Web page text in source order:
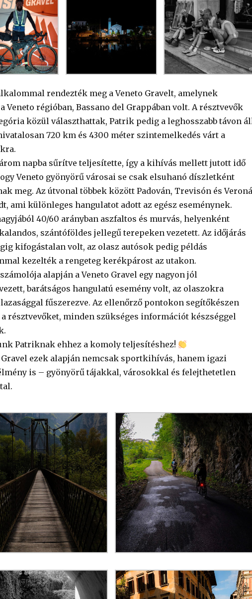
rendezték meg a Veneto Gravelt, amelynek
Veneto régióban, Bassano del Grappában volt. A résztvevők
közül választhattak, Patrik pedig a leghosszabb távon
720 km és 4300 méter szintemelkedés várt a
napba sűrítve teljesítette, így a kihívás mellett jutott idő
Veneto gyönyörű városai se csak elsuhanó díszletként
meg. Az útvonal többek között Padován, Trevisón és
ami különleges hangulatot adott az egész eseménynek.
40/60 arányban aszfaltos és murvás, helyenként
szántóföldes jellegű terepeken vezetett. Az időjárás
kifogástalan volt, az olasz autósok pedig példás
kezelték a rengeteg kerékpárost az utakon.
alapján a Veneto Gravel egy nagyon jól
barátságos hangulatú esemény volt, az olaszokra
fűszerezve. Az ellenőrző pontokon segítőkészen
résztvevőket, minden szükséges információt készséggel
Patriknak ehhez a komoly teljesítéshez!
Gravel ezek alapján nemcsak sportkihívás, hanem igazi
is – gyönyörű tájakkal, városokkal és felejthetetlen